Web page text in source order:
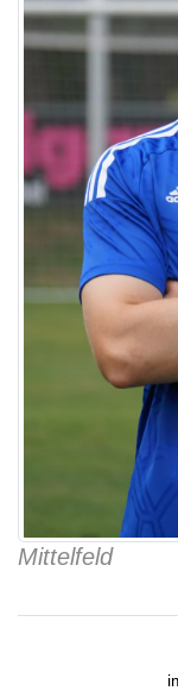
Mittelfeld